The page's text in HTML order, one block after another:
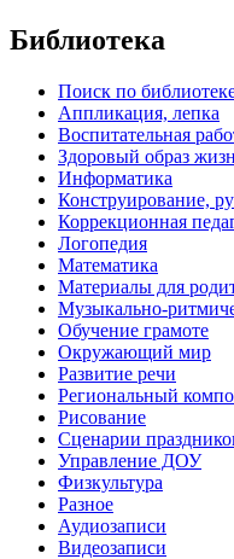
Библиотека
Поиск по
Аппликация, лепка
Воспитательная
Здоровый образ
Информатика
Конструирование,
Коррекционная
Логопедия
Математика
Материалы для
Музыкально-
Обучение грамоте
Окружающий мир
Развитие речи
Региональный
Рисование
Сценарии
Управление ДОУ
Физкультура
Разное
Аудиозаписи
Видеозаписи